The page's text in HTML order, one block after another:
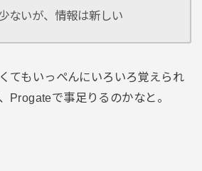
ないが、情報は新しい
てもいっぺんにいろいろ覚えられ
Progateで事足りるのかなと。